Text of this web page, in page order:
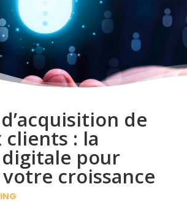
de
clients : la
pour
croissance